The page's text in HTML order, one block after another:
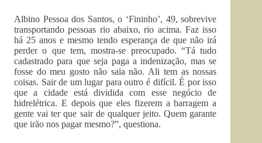
Albino Pessoa dos Santos, o ‘Fininho’, 49, sobrevive
transportando pessoas rio abaixo, rio acima. Faz isso
há 25 anos e mesmo tendo esperança de que não irá
perder o que tem, mostra-se preocupado. “Tá tudo
cadastrado para que seja paga a indenização, mas se
fosse do meu gosto não saia não. Ali tem as nossas
coisas. Sair de um lugar para outro é difícil. É por isso
que a cidade está dividida com esse negócio de
hidrelétrica. E depois que eles fizerem a barragem a
gente vai ter que sair de qualquer jeito. Quem garante
que irão nos pagar mesmo?”, questiona.